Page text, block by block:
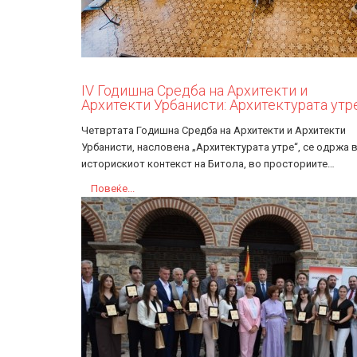
IV Годишна Средба на Архитекти и
Архитекти Урбанисти: Архитектурата
Четвртата Годишна Средба на Архитекти и Архитекти
Урбанисти, насловена „Архитектурата утре“, се одржа
историскиот контекст на Битола, во просториите…
Повеќе...